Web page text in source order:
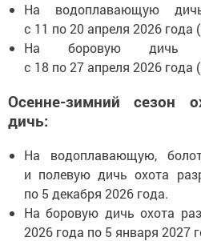
На водоплавающую
с 11 по 20 апреля 2026 года
На боровую дичь
с 18 по 27 апреля 2026 года
Осенне-зимний сезон
дичь:
На водоплавающую,
и полевую дичь охота
по 5 декабря 2026 года.
На боровую дичь охота
2026 года по 5 января 2027